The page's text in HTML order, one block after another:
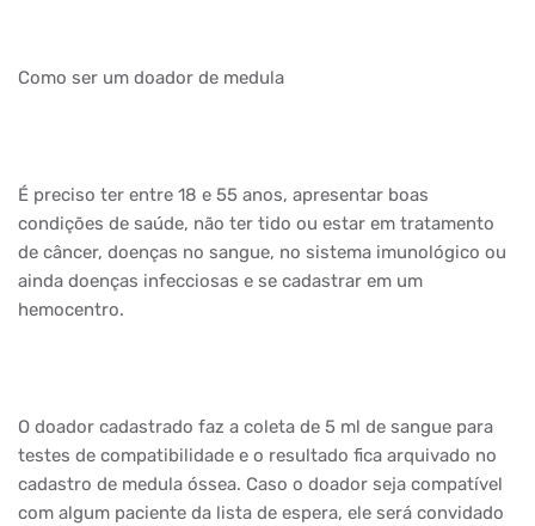
Como ser um doador de medula
É preciso ter entre 18 e 55 anos, apresentar boas
condições de saúde, não ter tido ou estar em tratamento
de câncer, doenças no sangue, no sistema imunológico ou
ainda doenças infecciosas e se cadastrar em um
hemocentro.
O doador cadastrado faz a coleta de 5 ml de sangue para
testes de compatibilidade e o resultado fica arquivado no
cadastro de medula óssea. Caso o doador seja compatível
com algum paciente da lista de espera, ele será convidado